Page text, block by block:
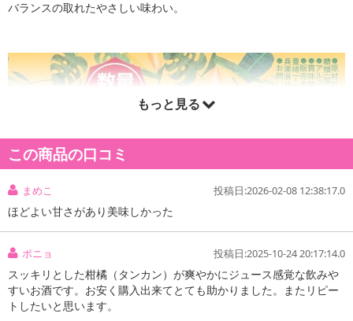
バランスの取れたやさしい味わい。
もっと見る
この商品の口コミ
まめこ 投稿日:2026-02-08 12:38:17.0
ほどよい甘さがあり美味しかった
ポニョ 投稿日:2025-10-24 20:17:14.0
スッキリとした柑橘（タンカン）が爽やかにジュース感覚な飲みや
すいお酒です。お安く購入出来てとても助かりました。またリピー
トしたいと思います。